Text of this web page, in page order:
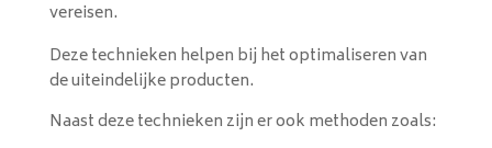
vereisen.
Deze technieken helpen bij het optimaliseren van
de uiteindelijke producten.
Naast deze technieken zijn er ook methoden zoals: